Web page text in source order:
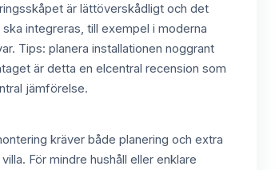
är lättöverskådligt och det
integreras, till exempel i moderna
Tips: planera installationen noggrant
är detta en elcentral recension som
jämförelse.
kräver både planering och extra
För mindre hushåll eller enklare